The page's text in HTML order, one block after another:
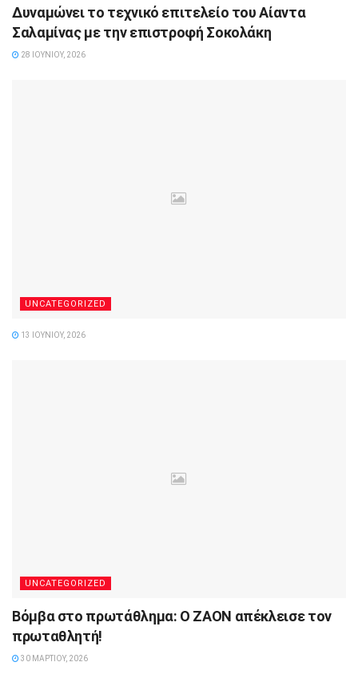
Δυναμώνει το τεχνικό επιτελείο του Αίαντα
Σαλαμίνας με την επιστροφή Σοκολάκη
28 ΙΟΥΝΊΟΥ, 2026
UNCATEGORIZED
13 ΙΟΥΝΊΟΥ, 2026
UNCATEGORIZED
Βόμβα στο πρωτάθλημα: Ο ΖΑΟΝ απέκλεισε τον
πρωταθλητή!
30 ΜΑΡΤΊΟΥ, 2026